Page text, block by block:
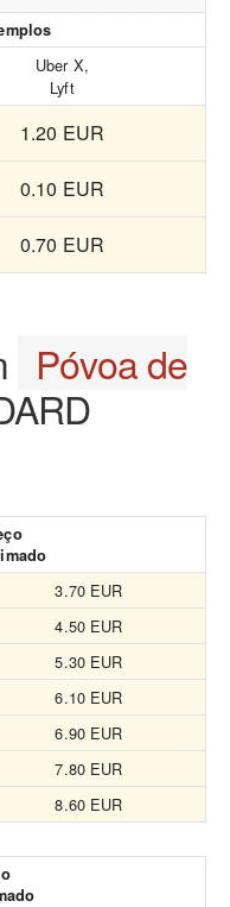
Uber X,
Lyft
1.20 EUR
0.10 EUR
0.70 EUR
Póvoa de
3.70 EUR
4.50 EUR
5.30 EUR
6.10 EUR
6.90 EUR
7.80 EUR
8.60 EUR